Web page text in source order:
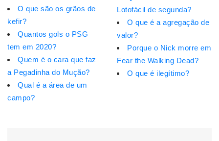
O que são os grãos de
kefir?
Quantos gols o PSG
tem em 2020?
Quem é o cara que faz
a Pegadinha do Mução?
Qual é a área de um
campo?
Lotofácil de segunda?
O que é a agregação de
valor?
Porque o Nick morre em
Fear the Walking Dead?
O que é ilegítimo?